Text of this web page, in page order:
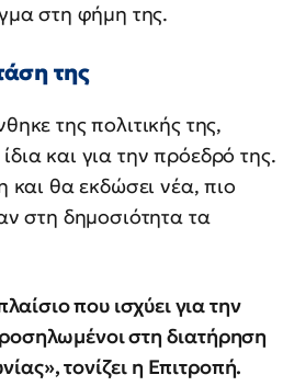
στη φήμη της.
της
της πολιτικής της,
και για την πρόεδρό της.
και θα εκδώσει νέα, πιο
στη δημοσιότητα τα
που ισχύει για την
στη διατήρηση
τονίζει η Επιτροπή.